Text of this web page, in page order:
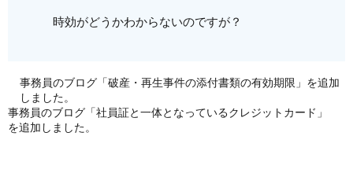
時効がどうかわからないのですが？
事務員のブログ「破産・再生事件の添付書類の有効期限」を追加
しました。
事務員のブログ「社員証と一体となっているクレジットカード」
を追加しました。